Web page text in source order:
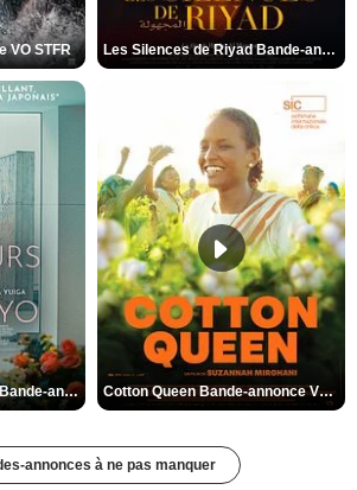
VO STFR Les Silences de Riyad Bande-annonce VO STFR
Des Fleurs pour Tokyo Bande-annonce VO STFR Cotton Queen Bande-annonce VO STFR
annonces à ne pas manquer